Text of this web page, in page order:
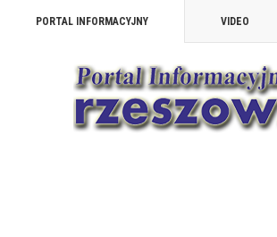
PORTAL INFORMACYJNY VIDEO